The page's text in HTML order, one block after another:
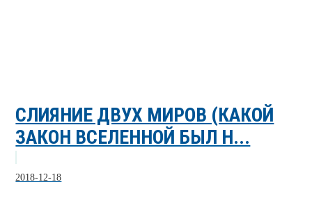
СЛИЯНИЕ ДВУХ МИРОВ (КАКОЙ
ЗАКОН ВСЕЛЕННОЙ БЫЛ Н...
2018-12-18